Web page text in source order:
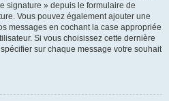
signature » depuis le formulaire de
Vous pouvez également ajouter une
messages en cochant la case appropriée
Si vous choisissez cette dernière
sur chaque message votre souhait